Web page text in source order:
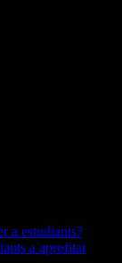
a estudiants?
a aprofitar